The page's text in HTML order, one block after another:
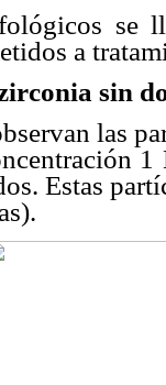
se
a
sin
las
1
Estas